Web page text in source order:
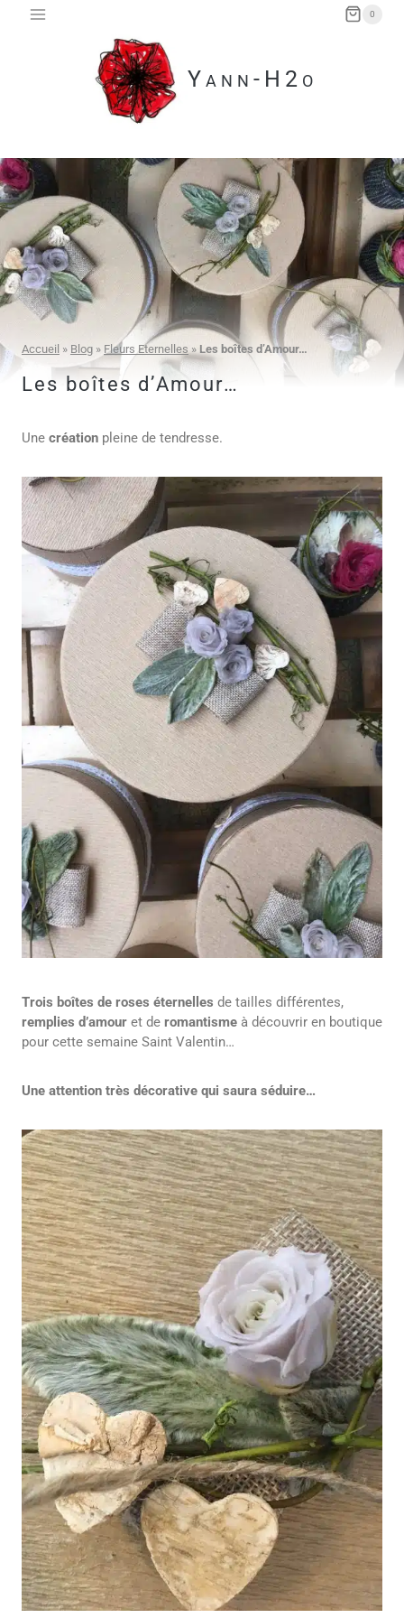
0
Yann-H2o
Accueil » Blog » Fleurs Eternelles » Les boîtes d’Amour…
Les boîtes d’Amour…
Une création pleine de tendresse.
Trois boîtes de roses éternelles de tailles différentes,
remplies d’amour et de romantisme à découvrir en boutique
pour cette semaine Saint Valentin…
Une attention très décorative qui saura séduire…